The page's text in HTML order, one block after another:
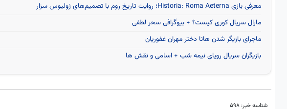
معرفی بازی Historia: Roma Aeterna؛ روایت تاریخ روم با تصمیم‌های ژولیوس سزار
مارال سریال کوری کیست؟ + بیوگرافی سحر لطفی
ماجرای بازیگر شدن هانا دختر مهران غفوریان
بازیگران سریال رویای نیمه شب + اسامی و نقش ها
شناسه خبر: